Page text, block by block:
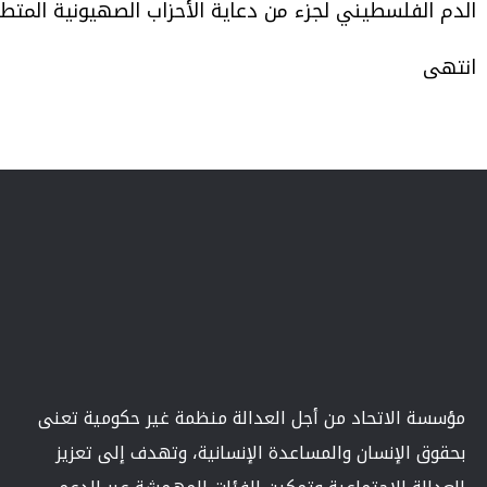
الدم الفلسطيني لجزء من دعاية الأحزاب الصهيونية
انتهى
مؤسسة الاتحاد من أجل العدالة منظمة غير حكومية تعنى
بحقوق الإنسان والمساعدة الإنسانية، وتهدف إلى تعزيز